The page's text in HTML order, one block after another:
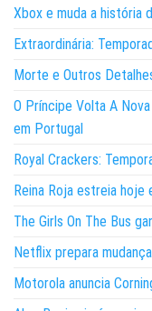
Xbox e muda a história
Extraordinária:
Morte e Outros
O Príncipe Volta A
em Portugal
Royal Crackers:
Reina Roja estreia hoje
The Girls On The Bus
Netflix prepara
Motorola anuncia